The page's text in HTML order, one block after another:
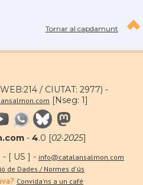
Tornar al capdamunt
/ CIUTAT: 2977) -
[Nseg: 1]
- 4.0 [02·2025]
- [ US ] - info@catalansalmon.com
de Dades / Normes d'ús
Convida'ns a un café